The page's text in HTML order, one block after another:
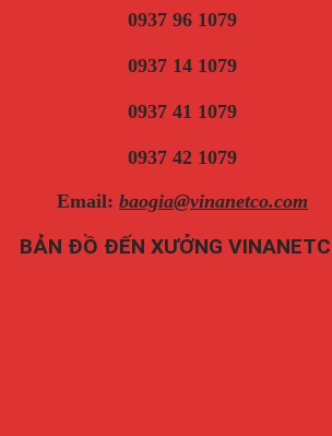
0937 96 1079
0937 14 1079
0937 41 1079
0937 42 1079
Email: baogia@vinanetco.com
BẢN ĐỒ ĐẾN XƯỞNG